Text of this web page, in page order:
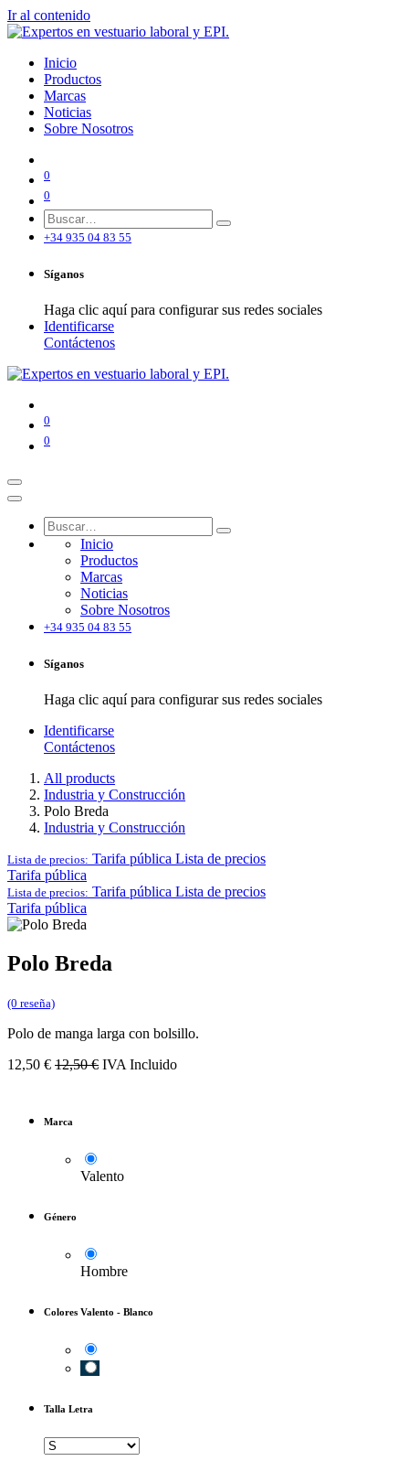
Ir al contenido
Inicio
Productos
Marcas
Noticias
Sobre Nosotros
0
0
+34 935 04 83 55
Síganos
Haga clic aquí para configurar sus redes sociales
Identificarse
Contáctenos
0
0
Inicio
Productos
Marcas
Noticias
Sobre Nosotros
+34 935 04 83 55
Síganos
Haga clic aquí para configurar sus redes sociales
Identificarse
Contáctenos
All products
Industria y Construcción
Polo Breda
Industria y Construcción
Lista de precios: Tarifa pública Lista de precios
Tarifa pública
Lista de precios: Tarifa pública Lista de precios
Tarifa pública
Polo Breda
(0 reseña)
Polo de manga larga con bolsillo.
12,50 € 12,50€ IVA Incluido
Marca
Valento
Género
Hombre
Colores Valento - Blanco
Talla Letra